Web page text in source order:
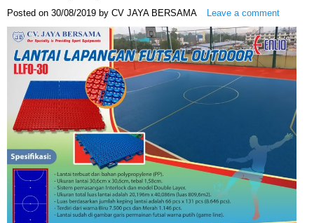
Posted on 30/08/2019 by CV JAYA BERSAMA Leave a comment